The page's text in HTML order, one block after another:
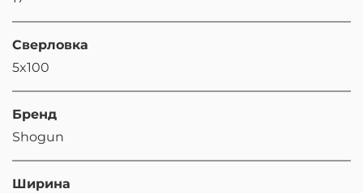
Сверловка
5x100
Бренд
Shogun
Ширина